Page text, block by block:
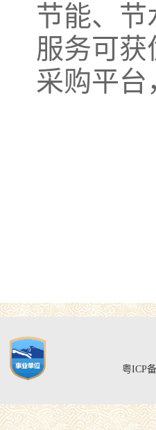
节能、
服务可
采购平台
粤ICP